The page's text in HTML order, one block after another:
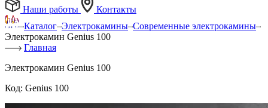
Наши работы
Контакты
Каталог Электрокамины Современные электрокамины
Электрокамин Genius 100
Главная
Электрокамин Genius 100
Код: Genius 100